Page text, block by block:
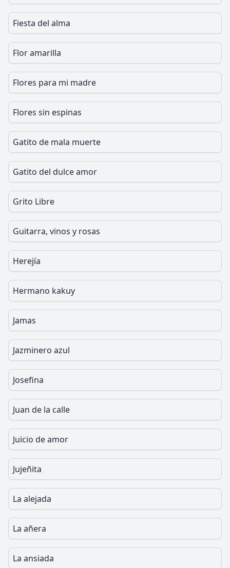
Fiesta del alma
Flor amarilla
Flores para mi madre
Flores sin espinas
Gatito de mala muerte
Gatito del dulce amor
Grito Libre
Guitarra, vinos y rosas
Herejía
Hermano kakuy
Jamas
Jazminero azul
Josefina
Juan de la calle
Juicio de amor
Jujeñita
La alejada
La añera
La ansiada